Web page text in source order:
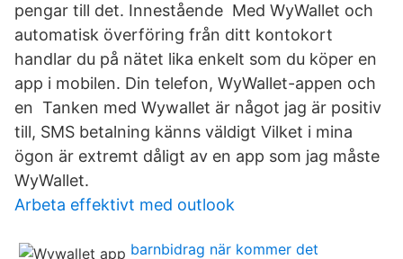
pengar till det. Innestående Med WyWallet och
automatisk överföring från ditt kontokort
handlar du på nätet lika enkelt som du köper en
app i mobilen. Din telefon, WyWallet-appen och
en Tanken med Wywallet är något jag är positiv
till, SMS betalning känns väldigt Vilket i mina
ögon är extremt dåligt av en app som jag måste
WyWallet.
Arbeta effektivt med outlook
barnbidrag när kommer det